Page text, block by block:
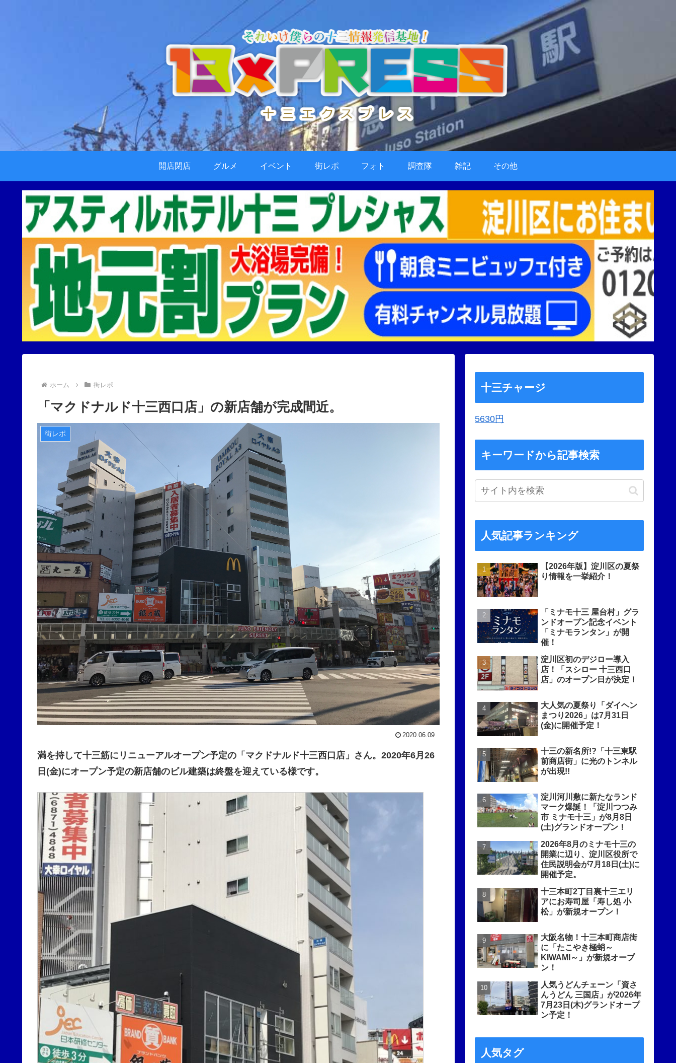
開店閉店 グルメ イベント 街レポ フォト 調査隊 雑記 その他
ホーム 街レポ
「マクドナルド十三西口店」の新店舗が完成間近。
街レポ
2020.06.09
満を持して十三筋にリニューアルオープン予定の「マクドナルド十三西口店」さん。2020年6月26
日(金)にオープン予定の新店舗のビル建築は終盤を迎えている様です。
十三チャージ
5630円
キーワードから記事検索
人気記事ランキング
【2026年版】淀川区の夏祭
り情報を一挙紹介！
「ミナモ十三 屋台村」グラ
ンドオープン記念イベント
「ミナモランタン」が開
催！
淀川区初のデジロー導入
店！「スシロー 十三西口
店」のオープン日が決定！
大人気の夏祭り「ダイヘン
まつり2026」は7月31日
(金)に開催予定！
十三の新名所!?「十三東駅
前商店街」に光のトンネル
が出現!!
淀川河川敷に新たなランド
マーク爆誕！「淀川つつみ
市 ミナモ十三」が8月8日
(土)グランドオープン！
2026年8月のミナモ十三の
開業に辺り、淀川区役所で
住民説明会が7月18日(土)に
開催予定。
十三本町2丁目裏十三エリ
アにお寿司屋「寿し処 小
松」が新規オープン！
大阪名物！十三本町商店街
に「たこやき極蛸～
KIWAMI～」が新規オープ
ン！
人気うどんチェーン「資さ
んうどん 三国店」が2026年
7月23日(木)グランドオープ
ン予定！
人気タグ